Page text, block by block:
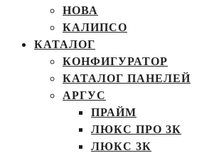
НОВА
КАЛИПСО
КАТАЛОГ
КОНФИГУРАТОР
КАТАЛОГ ПАНЕЛЕЙ
АРГУС
ПРАЙМ
ЛЮКС ПРО 3К
ЛЮКС 3К